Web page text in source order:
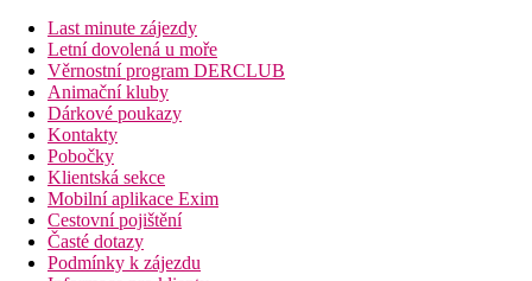
250 m
Vzdálenost k pláži
5 km
Turistické centrum
27 km
Vzdálenost od nejbližšího letiště
Pláž
Last minute zájezdy
Letní dovolená u moře
Věrnostní program DERCLUB
Animační kluby
Dárkové poukazy
Kontakty
Pobočky
Klientská sekce
Mobilní aplikace Exim
Cestovní pojištění
Časté dotazy
Podmínky k zájezdu